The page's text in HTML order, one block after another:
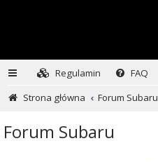
Regulamin
FAQ
Strona główna
Forum Subaru
Forum Subaru